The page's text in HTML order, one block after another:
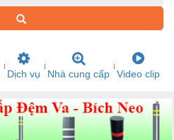
Dịch vụ Nhà cung cấp Video clip